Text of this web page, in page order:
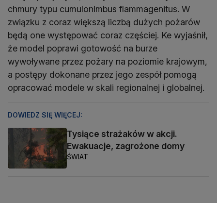
chmury typu cumulonimbus flammagenitus. W
związku z coraz większą liczbą dużych pożarów
będą one występować coraz częściej. Ke wyjaśnił,
że model poprawi gotowość na burze
wywoływane przez pożary na poziomie krajowym,
a postępy dokonane przez jego zespół pomogą
opracować modele w skali regionalnej i globalnej.
DOWIEDZ SIĘ WIĘCEJ:
Tysiące strażaków w akcji.
Ewakuacje, zagrożone domy
ŚWIAT